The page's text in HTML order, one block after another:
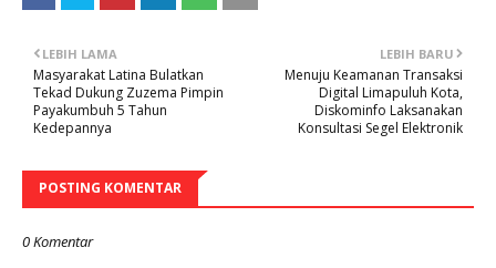
LEBIH BARU
Menuju Keamanan Transaksi
Digital Limapuluh Kota,
Diskominfo Laksanakan
Konsultasi Segel Elektronik
LEBIH LAMA
Masyarakat Latina Bulatkan
Tekad Dukung Zuzema Pimpin
Payakumbuh 5 Tahun
Kedepannya
POSTING KOMENTAR
0 Komentar